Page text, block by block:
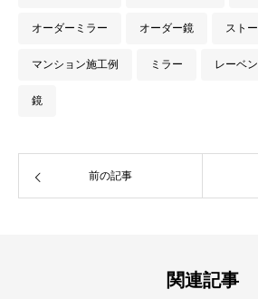
オーダーミラー オーダー鏡 スト
マンション施工例 ミラー レーベ
鏡
前の記事
関連記事